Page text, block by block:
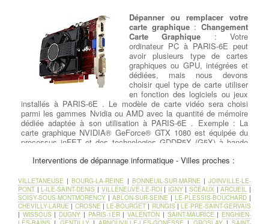
Dépanner ou remplacer votre
carte graphique:Changement
Carte Graphique : Votre
ordinateur PC à PARIS-6E peut
avoir plusieurs type de cartes
graphiques ou GPU, intégrées et
dédiées, mais nous devons
choisir quel type de carte utiliser
en fonction des logiciels ou jeux
installés à PARIS-6E . Le modèle de carte vidéo sera choisi
parmi les gammes Nvidia ou AMD avec la quantité de mémoire
dédiée adaptée à son utilisation à PARIS-6E . Exemple : La
carte graphique NVIDIA® GeForce® GTX 1080 est équipée du
processus inFET et des technologies GDDR5X (G5X) à bande
offrir l'expérience de jeu la plus rapide à PARIS-6E , la plus fluide
Remplacer un ventilateur pour
CPU Ventirad:Changement
Ventilation et Thermique:
Interventions de dépannage informatique - Villes proches :
VILLETANEUSE |BOURG-LA-REINE | BONNEUIL-SUR-MARNE |JOINVILLE-LE-
PONT |L-ILE-SAINT-DENIS | VILLENEUVE-LE-ROI | IGNY|SCEAUX |ARCUEIL |
SOISY-SOUS-MONTMORENCY | ABLON-SUR-SEINE | LE-PLESSIS-BOUCHARD |
CHEVILLY-LARUE | CROSNE | LE-BOURGET | RUNGIS | LE-PRE-SAINT-GERVAIS
| WISSOUS | DUGNY | PARIS-1ER|VALENTON | SAINT-MAURICE | ENGHIEN-